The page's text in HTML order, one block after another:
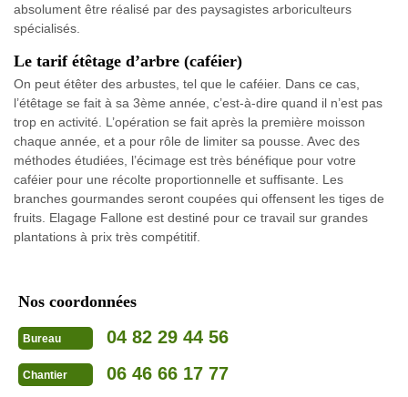
absolument être réalisé par des paysagistes arboriculteurs
spécialisés.
Le tarif étêtage d’arbre (caféier)
On peut étêter des arbustes, tel que le caféier. Dans ce cas,
l’étêtage se fait à sa 3ème année, c’est-à-dire quand il n’est pas
trop en activité. L’opération se fait après la première moisson
chaque année, et a pour rôle de limiter sa pousse. Avec des
méthodes étudiées, l’écimage est très bénéfique pour votre
caféier pour une récolte proportionnelle et suffisante. Les
branches gourmandes seront coupées qui offensent les tiges de
fruits. Elagage Fallone est destiné pour ce travail sur grandes
plantations à prix très compétitif.
Nos coordonnées
Bureau 04 82 29 44 56
Chantier 06 46 66 17 77